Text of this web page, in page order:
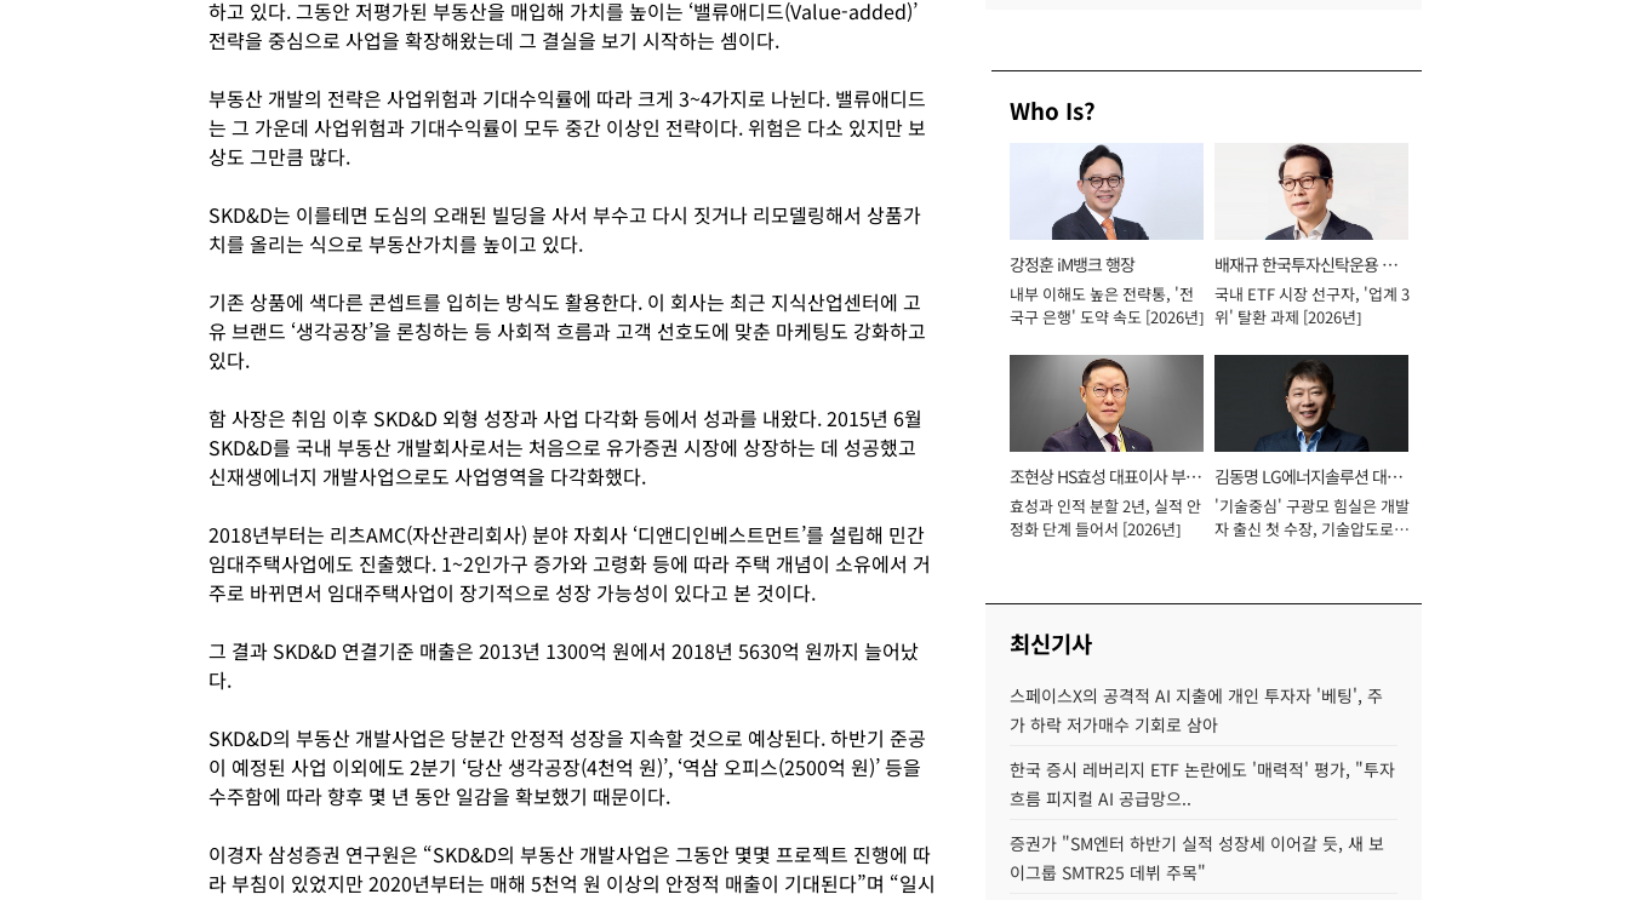
하고 있다. 그동안 저평가된 부동산을 매입해 가치를 높이는 ‘밸류애디드(Value-added)’
전략을 중심으로 사업을 확장해왔는데 그 결실을 보기 시작하는 셈이다.
부동산 개발의 전략은 사업위험과 기대수익률에 따라 크게 3~4가지로 나뉜다. 밸류애디드
는 그 가운데 사업위험과 기대수익률이 모두 중간 이상인 전략이다. 위험은 다소 있지만 보
상도 그만큼 많다.
SKD&D는 이를테면 도심의 오래된 빌딩을 사서 부수고 다시 짓거나 리모델링해서 상품가
치를 올리는 식으로 부동산가치를 높이고 있다.
기존 상품에 색다른 콘셉트를 입히는 방식도 활용한다. 이 회사는 최근 지식산업센터에 고
유 브랜드 ‘생각공장’을 론칭하는 등 사회적 흐름과 고객 선호도에 맞춘 마케팅도 강화하고
있다.
함 사장은 취임 이후 SKD&D 외형 성장과 사업 다각화 등에서 성과를 내왔다. 2015년 6월
SKD&D를 국내 부동산 개발회사로서는 처음으로 유가증권 시장에 상장하는 데 성공했고
신재생에너지 개발사업으로도 사업영역을 다각화했다.
2018년부터는 리츠AMC(자산관리회사) 분야 자회사 ‘디앤디인베스트먼트’를 설립해 민간
임대주택사업에도 진출했다. 1~2인가구 증가와 고령화 등에 따라 주택 개념이 소유에서 거
주로 바뀌면서 임대주택사업이 장기적으로 성장 가능성이 있다고 본 것이다.
그 결과 SKD&D 연결기준 매출은 2013년 1300억 원에서 2018년 5630억 원까지 늘어났
다.
SKD&D의 부동산 개발사업은 당분간 안정적 성장을 지속할 것으로 예상된다. 하반기 준공
이 예정된 사업 이외에도 2분기 ‘당산 생각공장(4천억 원)’, ‘역삼 오피스(2500억 원)’ 등을
수주함에 따라 향후 몇 년 동안 일감을 확보했기 때문이다.
이경자 삼성증권 연구원은 “SKD&D의 부동산 개발사업은 그동안 몇몇 프로젝트 진행에 따
라 부침이 있었지만 2020년부터는 매해 5천억 원 이상의 안정적 매출이 기대된다”며 “일시
Who Is?
강정훈 iM뱅크 행장
내부 이해도 높은 전략통, '전
국구 은행' 도약 속도 [2026년]
배재규 한국투자신탁운용 대
표이사 사장
국내 ETF 시장 선구자, '업계 3
위' 탈환 과제 [2026년]
조현상 HS효성 대표이사 부회
장
효성과 인적 분할 2년, 실적 안
정화 단계 들어서 [2026년]
김동명 LG에너지솔루션 대표
이사 사장
'기술중심' 구광모 힘실은 개발
자 출신 첫 수장, 기술압도로
최신기사
스페이스X의 공격적 AI 지출에 개인 투자자 '베팅', 주
가 하락 저가매수 기회로 삼아
한국 증시 레버리지 ETF 논란에도 '매력적' 평가, "투자
흐름 피지컬 AI 공급망으..
증권가 "SM엔터 하반기 실적 성장세 이어갈 듯, 새 보
이그룹 SMTR25 데뷔 주목"